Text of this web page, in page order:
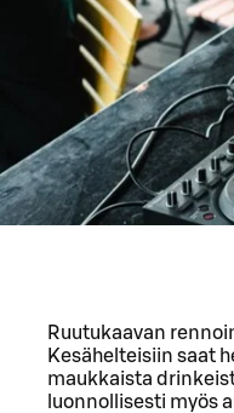
Ruutukaavan
Kesähelteisiin saat
maukkaista
luonnollisesti myös